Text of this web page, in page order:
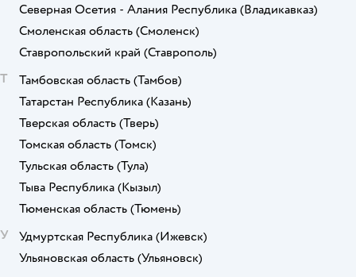
Северная Осетия - Алания Республика (Владикавказ)
Смоленская область (Смоленск)
Ставропольский край (Ставрополь)
Т
Тамбовская область (Тамбов)
Татарстан Республика (Казань)
Тверская область (Тверь)
Томская область (Томск)
Тульская область (Тула)
Тыва Республика (Кызыл)
Тюменская область (Тюмень)
У
Удмуртская Республика (Ижевск)
Ульяновская область (Ульяновск)